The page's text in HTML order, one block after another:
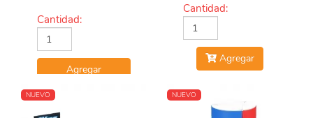
Cantidad:
Agregar
Cantidad:
Agregar
NUEVO NUEVO